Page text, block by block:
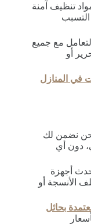
تنظيف آمنة
التسبب
مع جميع
أو
في المنازل
نضمن لك
دون أي
أجهزة
الأنسجة أو
بحائل